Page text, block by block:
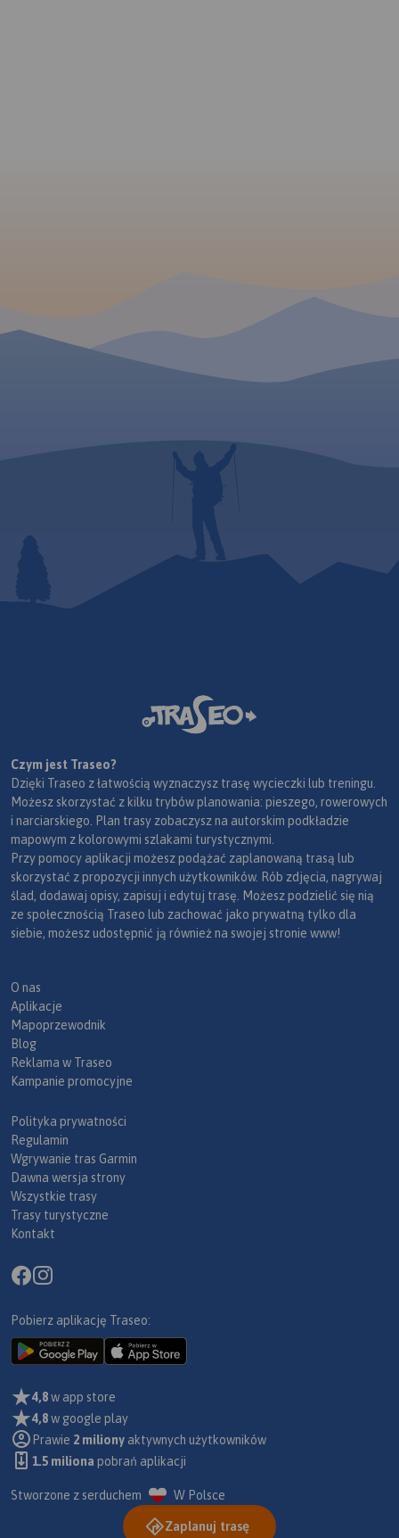
Czym jest Traseo?
Dzięki Traseo z łatwością wyznaczysz trasę wycieczki lub treningu.
Możesz skorzystać z kilku trybów planowania: pieszego, rowerowych
i narciarskiego. Plan trasy zobaczysz na autorskim podkładzie
mapowym z kolorowymi szlakami turystycznymi.
Przy pomocy aplikacji możesz podążać zaplanowaną trasą lub
skorzystać z propozycji innych użytkowników. Rób zdjęcia, nagrywaj
ślad, dodawaj opisy, zapisuj i edytuj trasę. Możesz podzielić się nią
ze społecznością Traseo lub zachować jako prywatną tylko dla
siebie, możesz udostępnić ją również na swojej stronie www!
O nas
Aplikacje
Mapoprzewodnik
Blog
Reklama w Traseo
Kampanie promocyjne
Polityka prywatności
Regulamin
Wgrywanie tras Garmin
Dawna wersja strony
Wszystkie trasy
Trasy turystyczne
Kontakt
Pobierz aplikację Traseo:
4,8w app store
4,8w google play
Prawie 2 miliony aktywnych użytkowników
1.5 miliona pobrań aplikacji
Stworzone z serduchem W Polsce
Zaplanuj trasę